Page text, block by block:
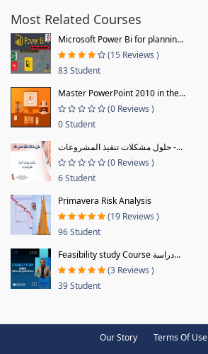
Most Related Courses
Microsoft Power Bi for plannin...
(15 Reviews )
83 Student
Master PowerPoint 2010 in the...
(0 Reviews )
0 Student
حلول مشكلات تنفيذ المشروعات -...
(0 Reviews )
6 Student
Primavera Risk Analysis
(19 Reviews )
96 Student
Feasibility study Course دراسة...
(3 Reviews )
39 Student
Our Story Terms Of Use